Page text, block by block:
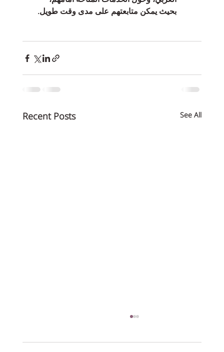
بحيث يمكن متابعتهم على مدى وقت طويل.
Recent Posts See All
שר/מנכ"ל משרד הבריאות שר/מנכ"ל משרד החינוך